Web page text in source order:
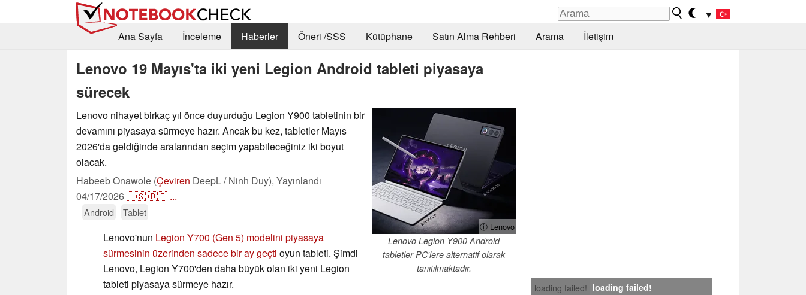
▼
Ana Sayfa
İnceleme Haberler Öneri /SSS Kütüphane Satın Alma Rehberi Arama İletişim
Lenovo 19 Mayıs'ta iki yeni Legion Android tableti piyasaya
sürecek
ⓘ Lenovo
Lenovo Legion Y900 Android
tabletler PC'lere alternatif olarak
tanıtılmaktadır.
Lenovo nihayet birkaç yıl önce duyurduğu Legion Y900 tabletinin bir
devamını piyasaya sürmeye hazır. Ancak bu kez, tabletler Mayıs
2026'da geldiğinde aralarından seçim yapabileceğiniz iki boyut
olacak.
Habeeb Onawole (Çeviren DeepL / Ninh Duy), Yayınlandı
04/17/2026🇺🇸🇩🇪 ...
Android Tablet
loading failed! loading failed!
Lenovo'nun Legion Y700 (Gen 5) modelini piyasaya
sürmesinin üzerinden sadece bir ay geçti oyun tableti. Şimdi
Lenovo, Legion Y700'den daha büyük olan iki yeni Legion
tableti piyasaya sürmeye hazır.